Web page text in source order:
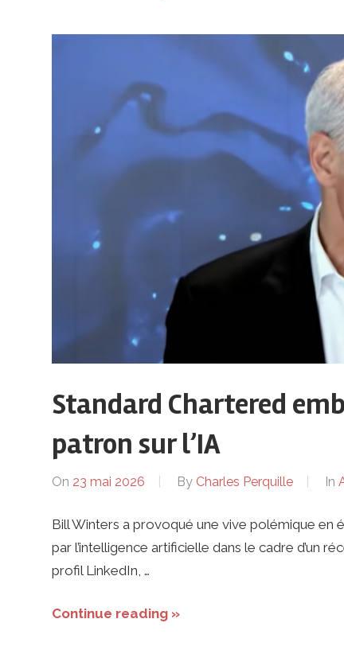
Standard Chartered
patron sur l’IA
On 23 mai 2026 By Charles Perquille In
Bill Winters a provoqué une vive polémique en
par l’intelligence artificielle dans le cadre d’un
profil LinkedIn, …
Continue reading »